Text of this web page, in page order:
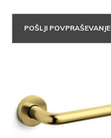
POŠLJI POVPRAŠEVANJE